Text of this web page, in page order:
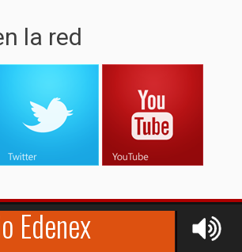
la red